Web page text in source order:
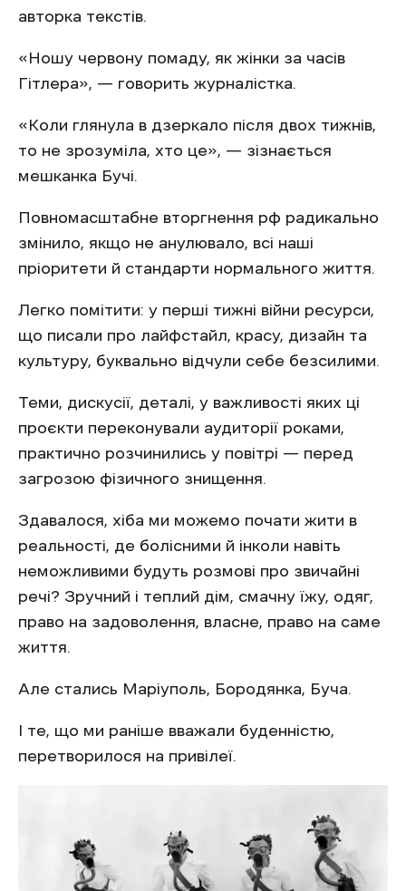
авторка текстів.
«Ношу червону помаду, як жінки за часів
Гітлера», — говорить журналістка.
«Коли глянула в дзеркало після двох тижнів,
то не зрозуміла, хто це», — зізнається
мешканка Бучі.
Повномасштабне вторгнення рф радикально
змінило, якщо не анулювало, всі наші
пріоритети й стандарти нормального життя.
Легко помітити: у перші тижні війни ресурси,
що писали про лайфстайл, красу, дизайн та
культуру, буквально відчули себе безсилими.
Теми, дискусії, деталі, у важливості яких ці
проєкти переконували аудиторії роками,
практично розчинились у повітрі — перед
загрозою фізичного знищення.
Здавалося, хіба ми можемо почати жити в
реальності, де болісними й інколи навіть
неможливими будуть розмові про звичайні
речі? Зручний і теплий дім, смачну їжу, одяг,
право на задоволення, власне, право на саме
життя.
Але стались Маріуполь, Бородянка, Буча.
І те, що ми раніше вважали буденністю,
перетворилося на привілеї.